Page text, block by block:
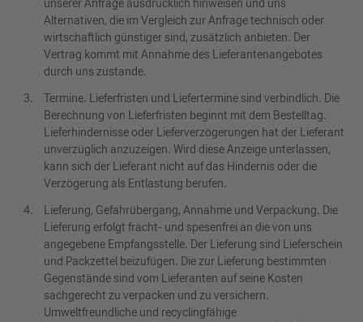
unserer Anfrage ausdrücklich hinweisen und uns
Alternativen, die im Vergleich zur Anfrage technisch oder
wirtschaftlich günstiger sind, zusätzlich anbieten. Der
Vertrag kommt mit Annahme des Lieferantenangebotes
durch uns zustande.
Termine. Lieferfristen und Liefertermine sind verbindlich. Die
Berechnung von Lieferfristen beginnt mit dem Bestelltag.
Lieferhindernisse oder Lieferverzögerungen hat der Lieferant
unverzüglich anzuzeigen. Wird diese Anzeige unterlassen,
kann sich der Lieferant nicht auf das Hindernis oder die
Verzögerung als Entlastung berufen.
Lieferung, Gefahrübergang, Annahme und Verpackung. Die
Lieferung erfolgt fracht- und spesenfrei an die von uns
angegebene Empfangsstelle. Der Lieferung sind Lieferschein
und Packzettel beizufügen. Die zur Lieferung bestimmten
Gegenstände sind vom Lieferanten auf seine Kosten
sachgerecht zu verpacken und zu versichern.
Umweltfreundliche und recyclingfähige